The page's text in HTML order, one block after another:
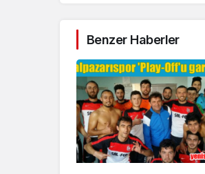
Benzer Haberler